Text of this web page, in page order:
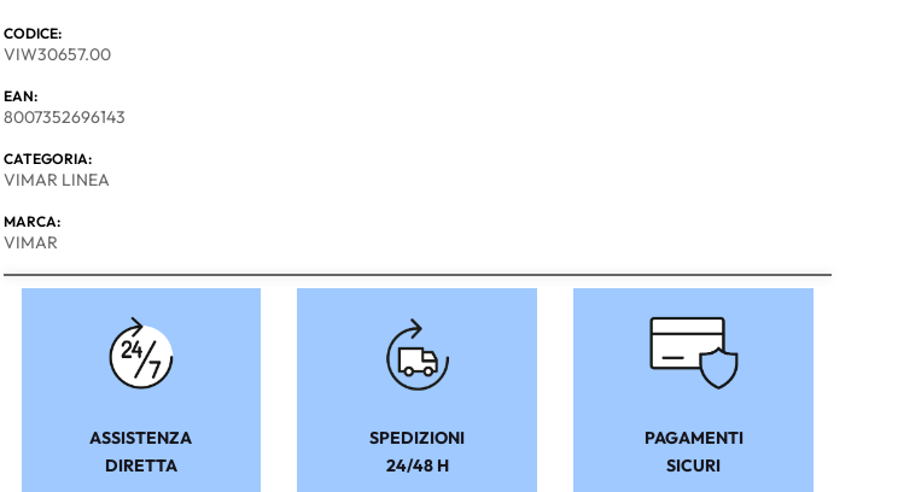
CODICE:
VIW30657.00
EAN:
8007352696143
CATEGORIA:
VIMAR LINEA
MARCA:
VIMAR
ASSISTENZA
DIRETTA
SPEDIZIONI
24/48 H
PAGAMENTI
SICURI